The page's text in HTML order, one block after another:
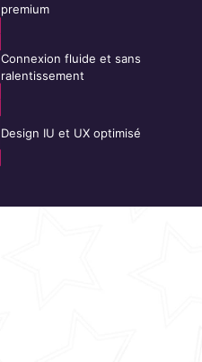
premium
Connexion fluide et sans
ralentissement
Design IU et UX optimisé